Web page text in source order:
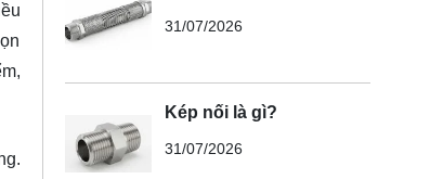
31/07/2026
Kép nối là gì?
31/07/2026